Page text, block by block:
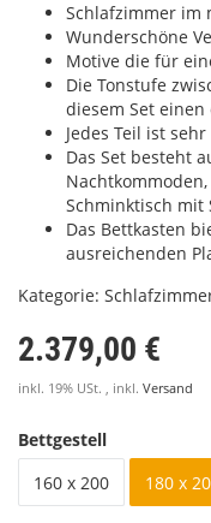
Schlafzimmer im
Wunderschöne
Motive die für
Die Tonstufe
diesem Set
Jedes Teil ist
Das Set besteht
Schminktisch mit
Das Bettkasten
ausreichenden
Kategorie:
2.379,00 €
inkl. 19% USt. , inkl. Versand
Bettgestell
160 x 200
180 x